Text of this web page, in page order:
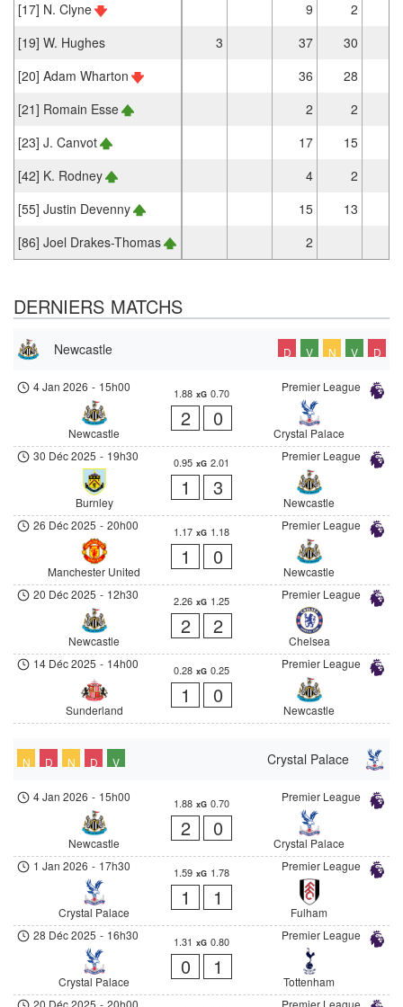
[17] N. Clyne 9
2
[19] W. Hughes
3 37
30
[20] Adam Wharton
36 28
[21] Romain Esse
2
2
[23] J. Canvot
17
15
[42] K. Rodney
4
2
[55] Justin Devenny
15
13
[86] Joel Drakes-Thomas
2
DERNIERS MATCHS
Newcastle D V N V D
Premier League
4 Jan 2026 - 15h00
Newcastle
1.88 xG 0.70
2 0
Crystal Palace
Premier League
30 Déc 2025 - 19h30
Burnley
0.95 xG 2.01
1 3
Newcastle
Premier League
26 Déc 2025 - 20h00
Manchester United
1.17 xG 1.18
1 0
Newcastle
Premier League
20 Déc 2025 - 12h30
Newcastle
2.26 xG 1.25
2 2
Chelsea
Premier League
14 Déc 2025 - 14h00
Sunderland
0.28 xG 0.25
1 0
Newcastle
Crystal Palace
N D N D V
Premier League
4 Jan 2026 - 15h00
Newcastle
1.88 xG 0.70
2 0
Crystal Palace
Premier League
1 Jan 2026 - 17h30
Crystal Palace
1.59 xG 1.78
1 1
Fulham
Premier League
28 Déc 2025 - 16h30
Crystal Palace
1.31 xG 0.80
0 1
Tottenham
Premier League
20 Déc 2025 - 20h00